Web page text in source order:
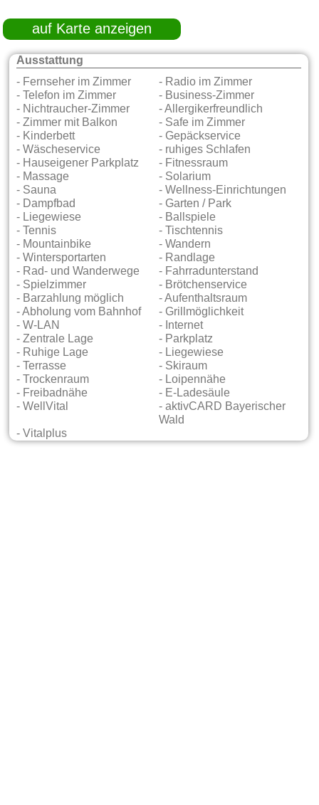
auf Karte anzeigen
Ausstattung
- Fernseher im Zimmer
- Radio im Zimmer
- Telefon im Zimmer
- Business-Zimmer
- Nichtraucher-Zimmer
- Allergikerfreundlich
- Zimmer mit Balkon
- Safe im Zimmer
- Kinderbett
- Gepäckservice
- Wäscheservice
- ruhiges Schlafen
- Hauseigener Parkplatz
- Fitnessraum
- Massage
- Solarium
- Sauna
- Wellness-Einrichtungen
- Dampfbad
- Garten / Park
- Liegewiese
- Ballspiele
- Tennis
- Tischtennis
- Mountainbike
- Wandern
- Wintersportarten
- Randlage
- Rad- und Wanderwege
- Fahrradunterstand
- Spielzimmer
- Brötchenservice
- Barzahlung möglich
- Aufenthaltsraum
- Abholung vom Bahnhof
- Grillmöglichkeit
- W-LAN
- Internet
- Zentrale Lage
- Parkplatz
- Ruhige Lage
- Liegewiese
- Terrasse
- Skiraum
- Trockenraum
- Loipennähe
- Freibadnähe
- E-Ladesäule
- WellVital
- aktivCARD Bayerischer
Wald
- Vitalplus